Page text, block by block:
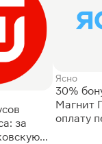
за
Ясно
30%
Магнит
оплату